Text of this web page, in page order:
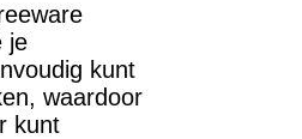
je
kunt
waardoor
kunt